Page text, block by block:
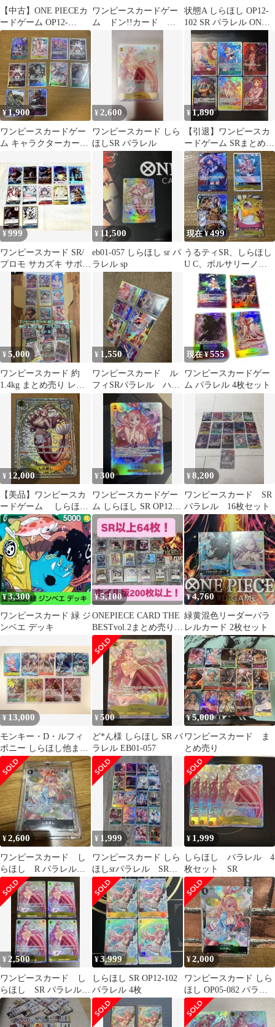
【中古】ONE PIECEカ
ードゲーム OP12-
102[SR]：(パラレル)し
らほし
ワンピースカードゲー
ム ドン!!カード ス
ン しらほし
状態A しらほし OP12-
102 SR パラレル ONE
PIECE ワンピースカー
ドゲーム
¥1,900
ワンピースカードゲー
ム キャラクターカード
れる意志
¥ 2,600
ワンピースカード しら
ほしSR パラレル
¥1,890
【引退】ワンピースカ
ードゲーム SRまとめ売
り 6枚セット
¥999
ワンピースカード SR/
プロモ サカズキ サボ
ボルサリーノ ゾロ 12枚
セット
¥ 11,500
eb01-057 しらほし sr パ
ラレル sp
現在 ¥499
うるティSR、しらほし
U C、ボルサリーノ
SR、 ネコマムシU C
¥5,000
ワンピースカード 約
1.4kg まとめ売り レ
ア・SR・パラレル・キ
ラカードあり
¥ 1,550
ワンピースカード ル
フィSRパラレル ハン
コックジンベエSR 他含
全8枚セット
現在 ¥555
ワンピースカードゲー
ム パラレル 4枚セット
¥ 12,000
【美品】ワンピースカ
ードゲーム しらほし
SP SR 1枚
¥300
ワンピースカードゲー
ム しらほし SR OP12-
102
¥8,200
ワンピースカード SR
パラレル 16枚セット
¥3,300
ワンピースカード 緑 ジ
ンベエ デッキ
¥5,100
ONEPIECE CARD THE
BESTvol.2まとめ売り
値下
¥4,760
緑黄混色リーダーパラ
レルカード 2枚セット
¥13,000
モンキー・D・ルフィ
ボニー しらほし他まと
め売り SR ★ワンピー
スカード
¥500
ど*ん様 しらほし SR パ
ラレル EB01-057
¥5,000
ワンピースカード ま
とめ売り
¥2,600
ワンピースカード し
らほし R パラレル
おまけ付き
¥ 1,999
ワンピースカード しら
ほしsrパラレル SRま
とめ売り
¥ 1,999
しらほし パラレル 4
枚セット SR
¥2,500
ワンピースカード し
らほし SR パラレル
4枚
¥3,999
しらほし SR OP12-102
パラレル 4枚
¥2,000
ワンピースカード しら
ほし OP05-082 パラレ
ル